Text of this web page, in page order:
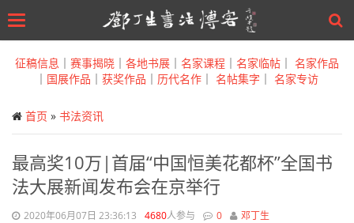
to
Toggle
征稿信息 ｜ 赛事揭晓 ｜ 各地书展 ｜ 名家课程 ｜ 名家临帖 ｜ 名家作品
｜ 国展作品 ｜ 获奖作品 ｜ 历代名作 ｜ 名帖集字 ｜ 名家专访
首页 » 书法资讯
最高奖10万|首届“中国恒美花都杯”全国书
法大展新闻发布会在京举行
2020年06月07日 23:36:13 4680人参与 0 邓丁生